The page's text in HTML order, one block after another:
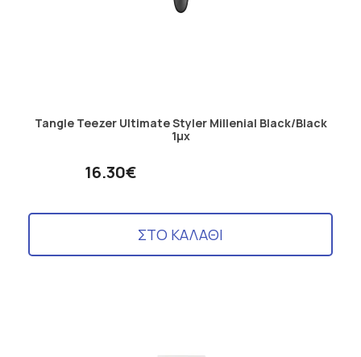
Tangle Teezer Ultimate Styler Millenial Black/Black
1μχ
16.30€
ΣΤΟ ΚΑΛΑΘΙ